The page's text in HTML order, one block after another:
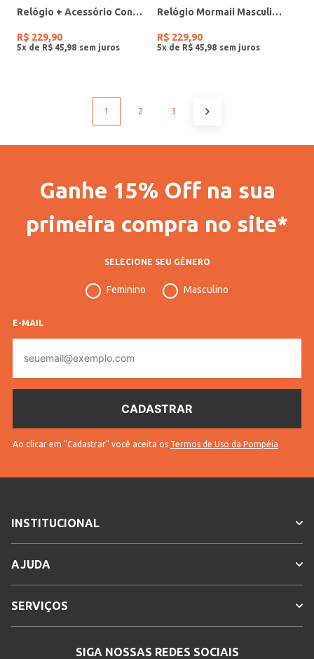
Relógio + Acessório Condor Feminino PRATA
R$ 229,90
5x de R$ 45 98
Relógio Mormaii Masculino PRETO
R$ 229,90
5x de R$ 45 98
1 2 3
Ganhe 15% Off na sua
primeira compra no site*
SELECIONE SEU GÊNERO
Feminino Masculino
E-MAIL
mail
Ao clicar em "Cadastrar" você aceita os Termos de Uso da Pompéia
INSTITUCIONAL
AJUDA
SERVIÇOS
SIGA NOSSAS REDES SOCIAIS